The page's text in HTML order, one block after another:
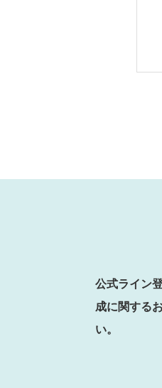
公式ライン
成に関する
い。